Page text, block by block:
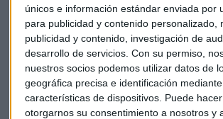
únicos e información estándar enviada por
para publicidad y contenido personalizado,
publicidad y contenido, investigación de
desarrollo de servicios. Con su permiso,
nuestros socios podemos utilizar datos de
geográfica precisa e identificación
características de dispositivos. Puede
otorgarnos su consentimiento a nosotros y
precio no inferior a 656 millones de euros.
también la aprobación del dividendo de
acción que ACS descontó del precio de su
Abertis.
En el foco de los inversores de nuevo las
energéticasalemanas tras los cambios